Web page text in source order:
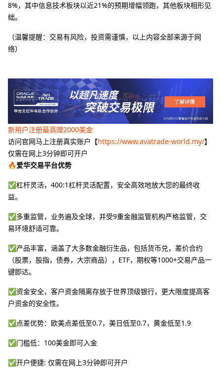
8%，其中信息技术板块以近21%的预期增幅领跑，其他板块相形见
绌。
（温馨提醒：交易有风险，投资需谨慎，以上内容全部来源于网
络）
新用户注册最高赠2000美金
访问官网马上注册真实账户【https://www.avatrade-world.my/】
仅需在网上3分钟即可开户
🔥爱华交易平台优势
✅杠杆灵活，400:1杠杆灵活配置，安全高效地放大您的最终收
益。
✅多重监管，业务遍及全球，并受9重金融监管机构严格监管，交
易环境舒适可靠。
✅产品丰富，涵盖了大多数金融衍生品，包括货币兑，差价合约
（股票，股指，债券，大宗商品），ETF，期权等1000+交易产品一
键即达。
✅资金安全，客户资金隔离存放于世界顶级银行，更大限度提高客
户资金的安全性。
✅点差优势：欧美点差低至0.7，美日低至0.7，黄金低至1.9
✅门槛低：100美金即可入金
✅开户便捷: 仅需在网上3分钟即可开户